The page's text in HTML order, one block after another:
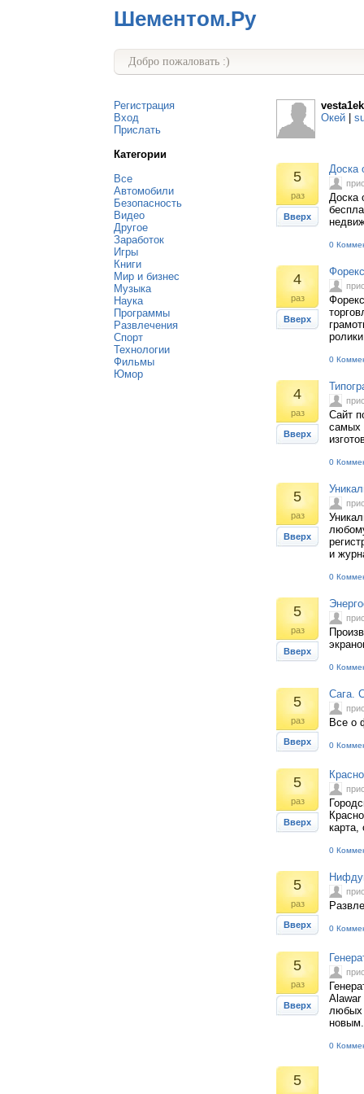
Шементом.Ру
Добро пожаловать :)
Регистрация
Вход
Прислать
Категории
Все
Автомобили
Безопасность
Видео
Другое
Заработок
Игры
Книги
Мир и бизнес
Музыка
Наука
Программы
Развлечения
Спорт
Технологии
Фильмы
Юмор
Окей
5
раз
Вверх
Доска
Доска
0
4
раз
Вверх
0
4
раз
Вверх
Сайт
самых
0
5
раз
Вверх
и
0
5
раз
Вверх
0
5
раз
Вверх
Сага.
Все о
0
5
раз
Вверх
карта,
0
5
раз
Вверх 0
5
раз
Вверх
Alawar
любых
новым.
0
5